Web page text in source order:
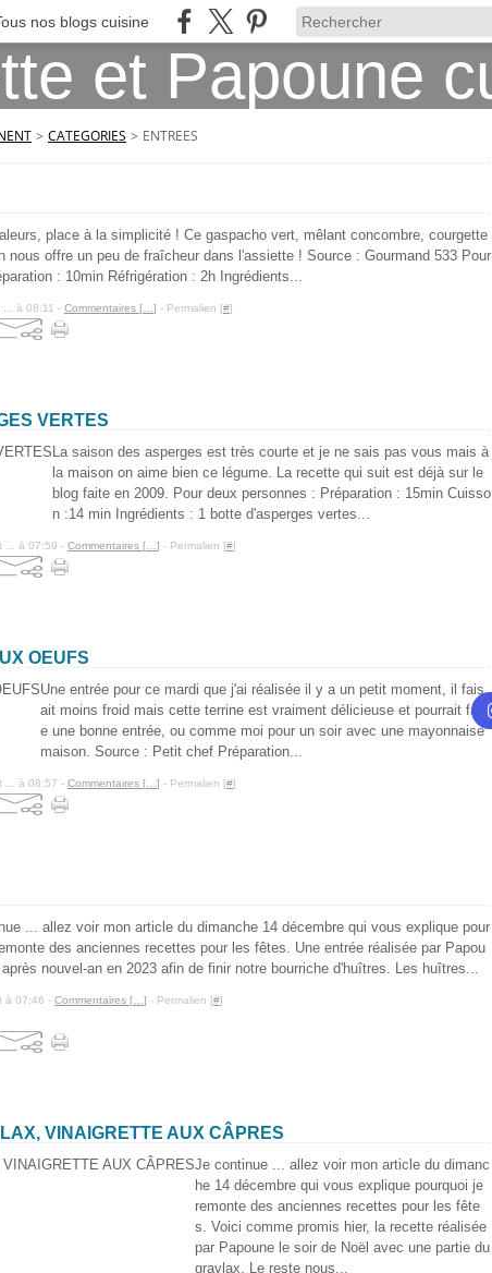
nos blogs cuisine
> CATEGORIES > ENTREES
place à la simplicité ! Ce gaspacho vert, mêlant concombre, courgette
nous offre un peu de fraîcheur dans l'assiette ! Source : Gourmand 533 Pour
: 10min Réfrigération : 2h Ingrédients...
à 08:11 - Commentaires [ ] - Permalien [#]
VERTES
La saison des asperges est très courte et je ne sais pas vous mais à
la maison on aime bien ce légume. La recette qui suit est déjà sur le
blog faite en 2009. Pour deux personnes : Préparation : 15min Cuisso
n :14 min Ingrédients : 1 botte d'asperges vertes...
... à 07:59 - Commentaires [ ] - Permalien [#]
OEUFS
Une entrée pour ce mardi que j'ai réalisée il y a un petit moment, il fais
ait moins froid mais cette terrine est vraiment délicieuse et pourrait fair
e une bonne entrée, ou comme moi pour un soir avec une mayonnaise
maison. Source : Petit chef Préparation...
... à 08:57 - Commentaires [ ] - Permalien [#]
... allez voir mon article du dimanche 14 décembre qui vous explique pour
des anciennes recettes pour les fêtes. Une entrée réalisée par Papou
nouvel-an en 2023 afin de finir notre bourriche d'huîtres. Les huîtres...
à 07:46 - Commentaires [ ] - Permalien [#]
VINAIGRETTE AUX CÂPRES
Je continue ... allez voir mon article du dimanc
he 14 décembre qui vous explique pourquoi je
remonte des anciennes recettes pour les fête
s. Voici comme promis hier, la recette réalisée
par Papoune le soir de Noël avec une partie du
gravlax. Le reste nous...